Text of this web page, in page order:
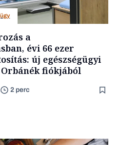
a
évi 66 ezer
új egészségügyi
fiókjából
2 perc